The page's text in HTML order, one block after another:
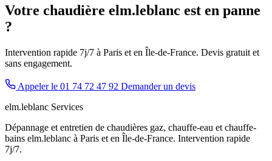
Votre chaudière elm.leblanc est en panne
?
Intervention rapide 7j/7 à Paris et en Île-de-France. Devis gratuit et
sans engagement.
Appeler le 01 74 72 47 92 Demander un devis
elm.leblanc Services
Dépannage et entretien de chaudières gaz, chauffe-eau et chauffe-
bains elm.leblanc à Paris et en Île-de-France. Intervention rapide
7j/7.